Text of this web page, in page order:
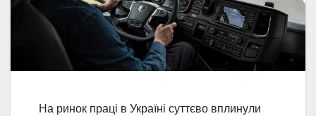
На ринок праці в Україні суттєво вплинули